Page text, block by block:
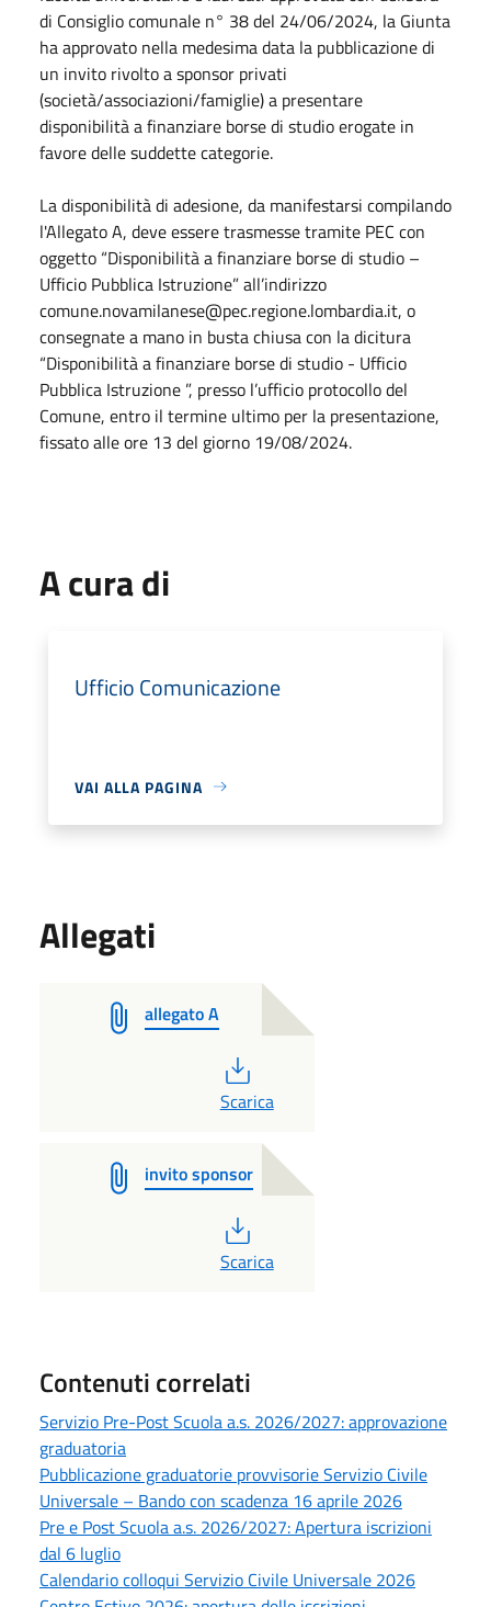
di Consiglio comunale n° 38 del 24/06/2024, la Giunta
ha approvato nella medesima data la pubblicazione di
un invito rivolto a sponsor privati
(società/associazioni/famiglie) a presentare
disponibilità a finanziare borse di studio erogate in
favore delle suddette categorie.
La disponibilità di adesione, da manifestarsi compilando
l'Allegato A, deve essere trasmesse tramite PEC con
oggetto “Disponibilità a finanziare borse di studio –
Ufficio Pubblica Istruzione” all’indirizzo
comune.novamilanese@pec.regione.lombardia.it, o
consegnate a mano in busta chiusa con la dicitura
“Disponibilità a finanziare borse di studio - Ufficio
Pubblica Istruzione ”, presso l’ufficio protocollo del
Comune, entro il termine ultimo per la presentazione,
fissato alle ore 13 del giorno 19/08/2024.
A cura di
Ufficio Comunicazione
VAI ALLA PAGINA
Allegati
allegato A
PDF
Scarica
invito sponsor
PDF
Scarica
Contenuti correlati
Servizio Pre-Post Scuola a.s. 2026/2027: approvazione
graduatoria
Pubblicazione graduatorie provvisorie Servizio Civile
Universale – Bando con scadenza 16 aprile 2026
Pre e Post Scuola a.s. 2026/2027: Apertura iscrizioni
dal 6 luglio
Calendario colloqui Servizio Civile Universale 2026